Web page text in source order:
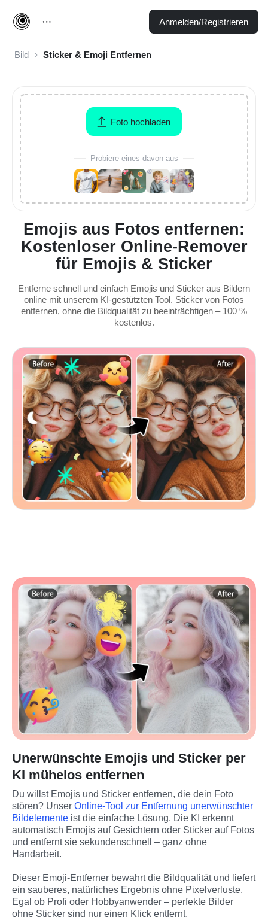
Anmelden/Registrieren
Bild Sticker & Emoji Entfernen
Emojis aus Fotos entfernen:
Kostenloser Online-Remover
für Emojis & Sticker
Entferne schnell und einfach Emojis und Sticker aus Bildern
online mit unserem KI-gestützten Tool. Sticker von Fotos
entfernen, ohne die Bildqualität zu beeinträchtigen – 100 %
kostenlos.
Foto hochladen
Probiere eines davon aus
Unerwünschte Emojis und Sticker per
KI mühelos entfernen
Du willst Emojis und Sticker entfernen, die dein Foto
stören? Unser Online-Tool zur Entfernung unerwünschter
Bildelemente ist die einfache Lösung. Die KI erkennt
automatisch Emojis auf Gesichtern oder Sticker auf Fotos
und entfernt sie sekundenschnell – ganz ohne
Handarbeit.
Dieser Emoji-Entferner bewahrt die Bildqualität und liefert
ein sauberes, natürliches Ergebnis ohne Pixelverluste.
Egal ob Profi oder Hobbyanwender – perfekte Bilder
ohne Sticker sind nur einen Klick entfernt.